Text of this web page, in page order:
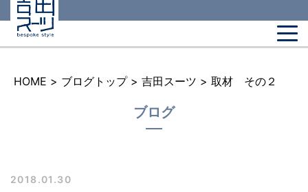
HOME > ブログトップ > 吉田スーツ > 取材 その２
ブログ
2018.01.30